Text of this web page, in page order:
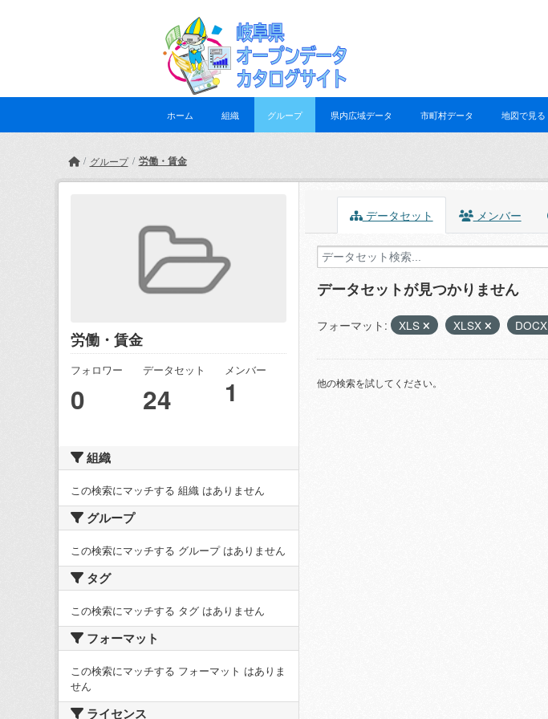
ホーム 組織 グループ 県内広域データ 市町村データ 地図で見る
グループ 労働・賃金
労働・賃金
フォロワー
0
データセット
24
メンバー
1
組織
この検索にマッチする 組織 はありません
グループ
この検索にマッチする グループ はありません
タグ
この検索にマッチする タグ はありません
フォーマット
この検索にマッチする フォーマット はありま
せん
ライセンス
データセット メンバー
データセットが見つかりません
フォーマット: XLS XLSX DOCX
他の検索を試してください。